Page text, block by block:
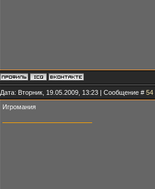
Дата: Вторник, 19.05.2009, 13:23 | Сообщение # 54
Игромания